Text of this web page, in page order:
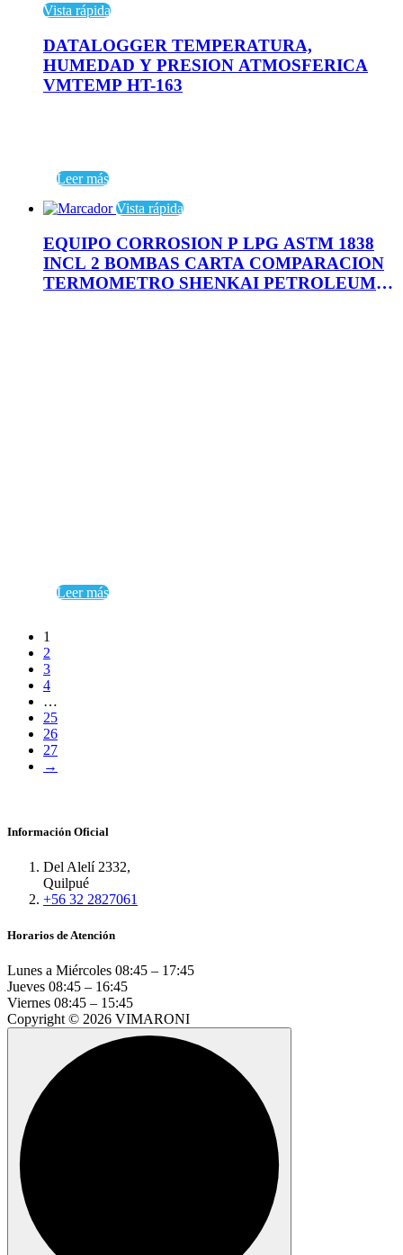
Vista rápida
DATALOGGER TEMPERATURA,
HUMEDAD Y PRESION ATMOSFERICA
VMTEMP HT-163
Leer más
Vista rápida
EQUIPO CORROSION P LPG ASTM 1838
INCL 2 BOMBAS CARTA COMPARACION
TERMOMETRO SHENKAI PETROLEUM 1
Leer más
1
2
3
4
…
25
26
27
→
Información Oficial
Del Alelí 2332,
Quilpué
+56 32 2827061
Horarios de Atención
Lunes a Miércoles 08:45 – 17:45
Jueves 08:45 – 16:45
Viernes 08:45 – 15:45
Copyright © 2026 VIMARONI